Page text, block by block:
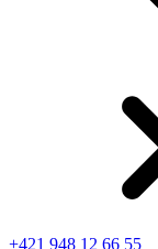
+421 948 12 66 55